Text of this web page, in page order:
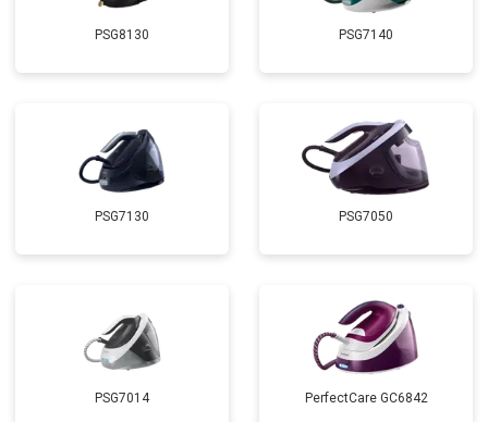
PSG8130 PSG7140
PSG7130 PSG7050
PSG7014 PerfectCare GC6842